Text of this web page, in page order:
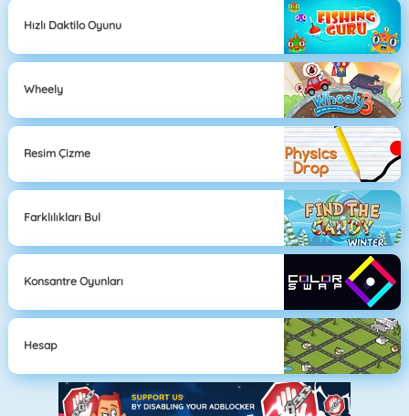
Hızlı Daktilo Oyunu
Wheely
Resim Çizme
Farklılıkları Bul
Konsantre Oyunları
Hesap